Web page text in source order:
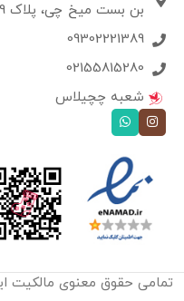
بن بست میخ چی، پلاک 29 طبقه همکف
09302221389
02155815280
شعبه چچیلاس
تمامی حقوق معنوی مالکیت